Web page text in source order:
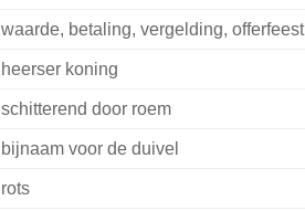
waarde, betaling, vergelding, offerfeest
heerser koning
schitterend door roem
bijnaam voor de duivel
rots